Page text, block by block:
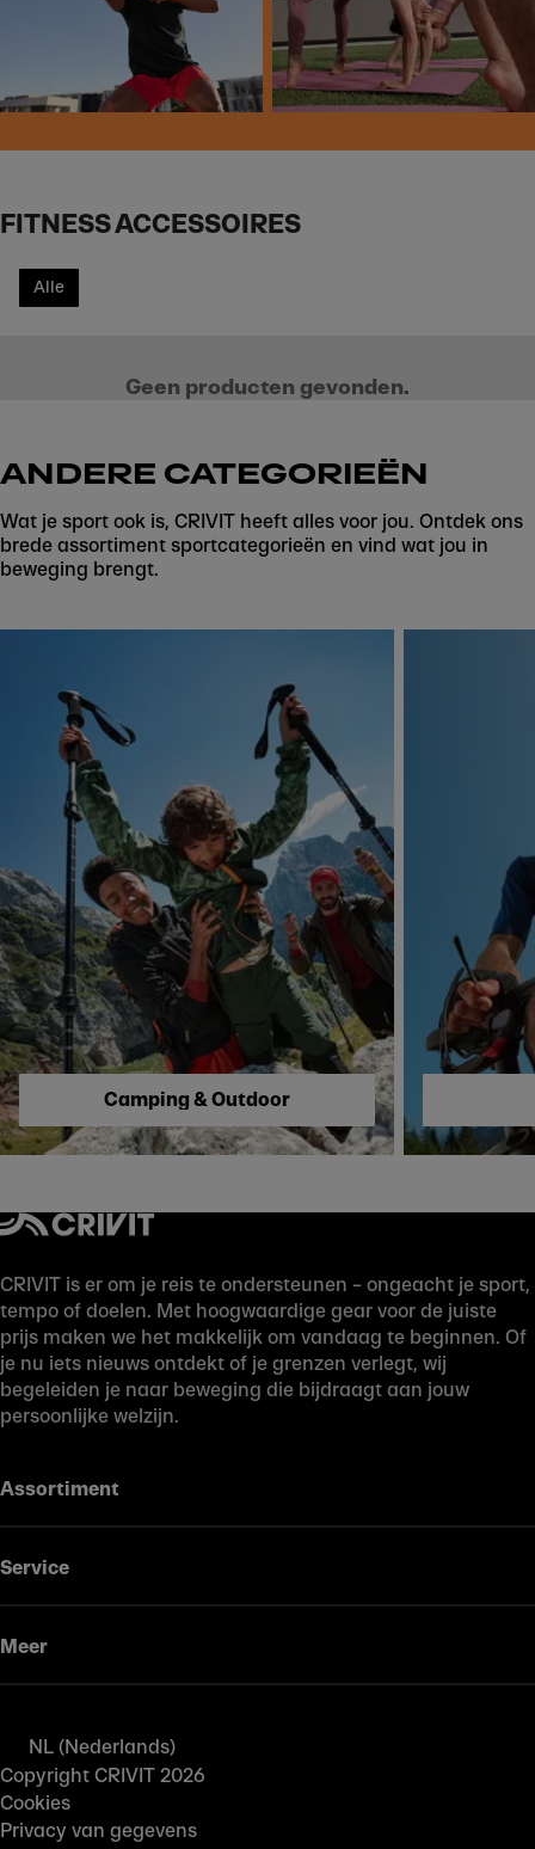
FITNESS ACCESSOIRES
Alle
Geen producten gevonden.
ANDERE CATEGORIEËN
Wat je sport ook is, CRIVIT heeft alles voor jou. Ontdek ons
brede assortiment sportcategorieën en vind wat jou in
beweging brengt.
Skip to next section
Camping & Outdoor
CRIVIT is er om je reis te ondersteunen – ongeacht je sport,
tempo of doelen. Met hoogwaardige gear voor de juiste
prijs maken we het makkelijk om vandaag te beginnen. Of
je nu iets nieuws ontdekt of je grenzen verlegt, wij
begeleiden je naar beweging die bijdraagt aan jouw
persoonlijke welzijn.
Assortiment
Service
Meer
NL (Nederlands)
Copyright CRIVIT 2026
Cookies
Privacy van gegevens